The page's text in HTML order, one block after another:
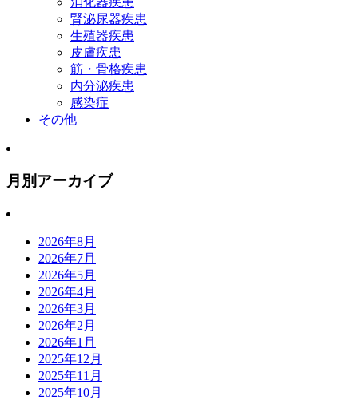
腎泌尿器疾患
生殖器疾患
皮膚疾患
筋・骨格疾患
内分泌疾患
感染症
その他
月別アーカイブ
2026年8月
2026年7月
2026年5月
2026年4月
2026年3月
2026年2月
2026年1月
2025年12月
2025年11月
2025年10月